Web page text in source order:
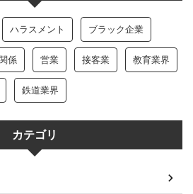
ハラスメント ブラック企業
係 営業 接客業 教育業界
鉄道業界
カテゴリ